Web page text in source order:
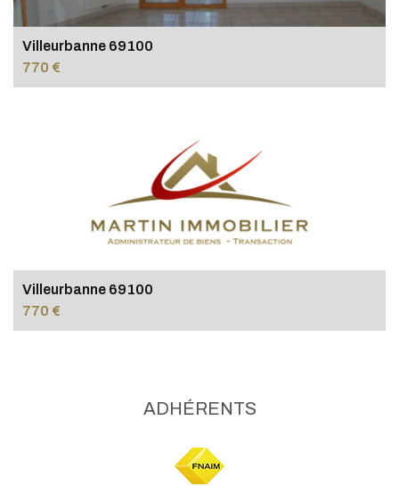
Villeurbanne 69100
770 €
Villeurbanne 69100
770 €
ADHÉRENTS